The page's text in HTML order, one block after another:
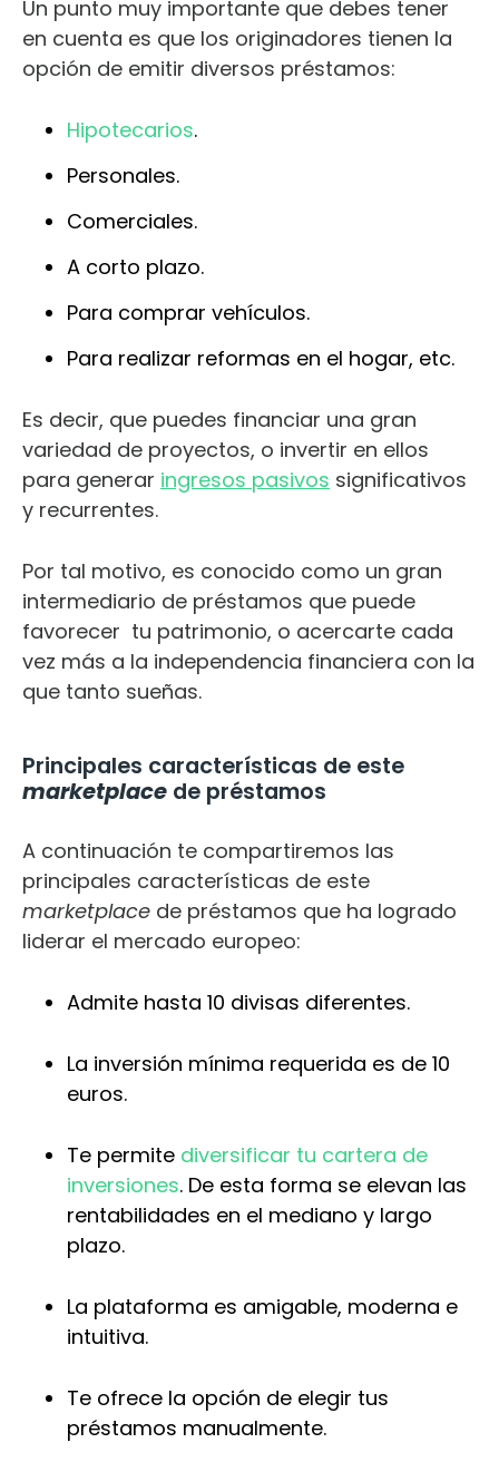
Un punto muy importante que debes tener
en cuenta es que los originadores tienen la
opción de emitir diversos préstamos:
Hipotecarios.
Personales.
Comerciales.
A corto plazo.
Para comprar vehículos.
Para realizar reformas en el hogar, etc.
Es decir, que puedes financiar una gran
variedad de proyectos, o invertir en ellos
para generar ingresos pasivos significativos
y recurrentes.
Por tal motivo, es conocido como un gran
intermediario de préstamos que puede
favorecer tu patrimonio, o acercarte cada
vez más a la independencia financiera con la
que tanto sueñas.
Principales características de este
marketplace de préstamos
A continuación te compartiremos las
principales características de este
marketplace de préstamos que ha logrado
liderar el mercado europeo:
Admite hasta 10 divisas diferentes.
La inversión mínima requerida es de 10
euros.
Te permite diversificar tu cartera de
inversiones. De esta forma se elevan las
rentabilidades en el mediano y largo
plazo.
La plataforma es amigable, moderna e
intuitiva.
Te ofrece la opción de elegir tus
préstamos manualmente.